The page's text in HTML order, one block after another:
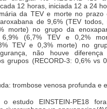
12 horas, iniciada 12 a 24
da TEV e morte no
de 9,6% (TEV todos,
morte) no grupo da
6,9% (6,7% TEV e 0,2%
TEV e 0,3% morte) no
não houve
grupos (RECORD-3: 0,6% vs
trombose venosa profunda e
estudo EINSTEIN-PE18